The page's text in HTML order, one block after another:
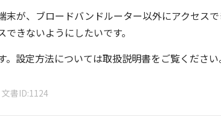
末が、ブロードバンドルーター以外にアクセス
きないようにしたいです。
設定方法については取扱説明書をご覧ください
文書ID 1124